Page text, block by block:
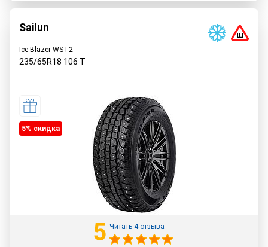
Sailun
Ice Blazer WST2
235/65R18 106 T
5% cкидка
5 Читать 4 отзыва